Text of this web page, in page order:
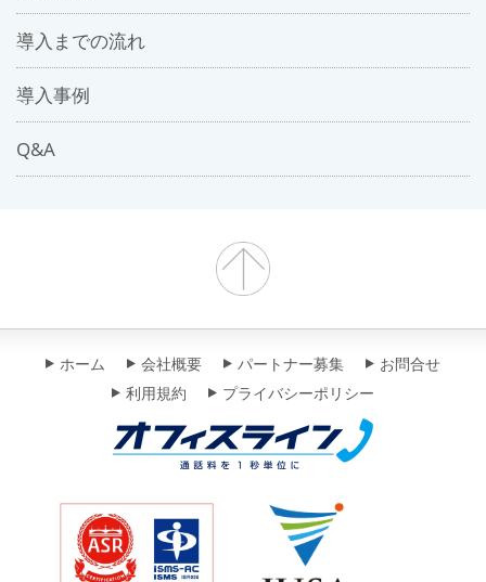
導入までの流れ
導入事例
Q&A
ホーム 会社概要 パートナー募集
お問合せ
利用規約
プライバシーポリシー